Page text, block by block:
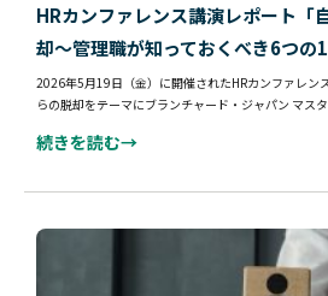
HRカンファレンス講演レポート「
却～管理職が知っておくべき6つ
2026年5月19日（金）に開催されたHRカンファレン
らの脱却をテーマにブランチャード・ジャパン マス
続きを読む→